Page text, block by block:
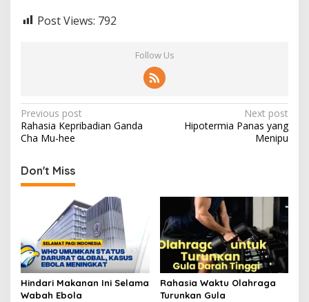
Post Views: 792
Follow Us
Post
navigation
Previous post
Rahasia Kepribadian Ganda
Cha Mu-hee
Next post
Hipotermia Panas yang
Menipu
Don't Miss
Hindari Makanan Ini Selama
Wabah Ebola
Rahasia Waktu Olahraga
Turunkan Gula